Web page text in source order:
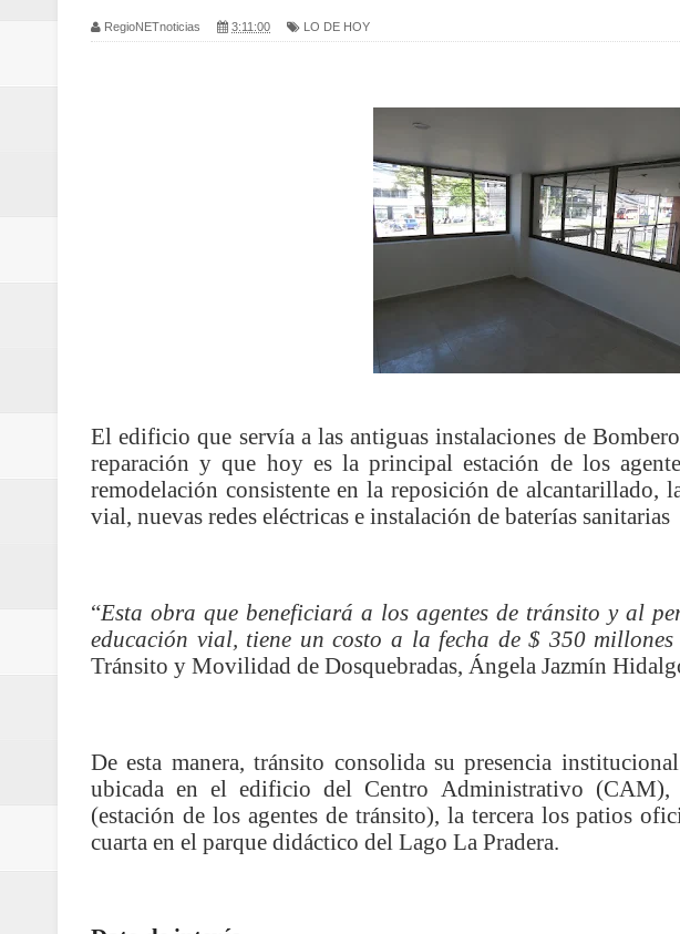
posesión presidencial
Regionetnoticias / La Alcaldía de Pereira continúa
Regionetnoticias / Agua potable transforma la vida de
Regionetnoticias / Población vulnerable en Tuluá
Regionetnoticias / Villarrica avanza hacia una ruta
Regionetnoticias / Alcaldía de Cartagena avanza en
Regionetnoticias / Pereira avanza con resultados en
Regionetnoticias / Estas son las millonarias inversiones
ecoeficientes en Marquetalia
Regionetnoticias / Despliegue de seguridad sin
terrestre para la posesión presidencial
RegioNETnoticias 3:11:00 LO DE HOY
El edificio que servía a las antiguas instalaciones de
reparación y que hoy es la principal estación de los
remodelación consistente en la reposición de alcantarillado,
vial, nuevas redes eléctricas e instalación de baterías sanitarias
“Esta obra que beneficiará a los agentes de tránsito y al
educación vial, tiene un costo a la fecha de $ 350 millones
Tránsito y Movilidad de Dosquebradas, Ángela Jazmín
De esta manera, tránsito consolida su presencia
ubicada en el edificio del Centro Administrativo (CAM),
(estación de los agentes de tránsito), la tercera los patios
cuarta en el parque didáctico del Lago La Pradera.